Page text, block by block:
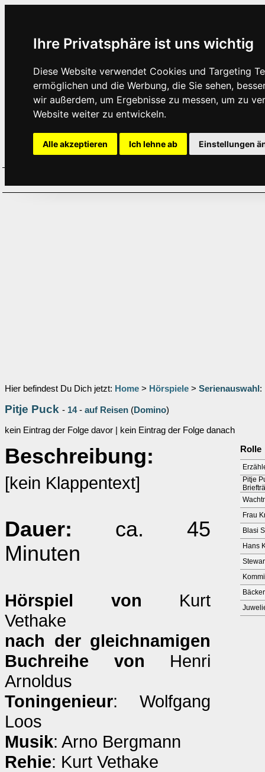
Ihre Privatsphäre ist uns wichtig
Diese Website verwendet Cookies und Targeting
ermöglichen und die Werbung, die Sie sehen,
wir außerdem, um Ergebnisse zu messen, um zu
Website weiter zu entwickeln.
Alle akzeptieren Ich lehne ab Einstellungen
Hier befindest Du Dich jetzt: Home > Hörspiele > Serienauswahl :
Pitje Puck - 14- auf Reisen (Domino)
kein Eintrag der Folge davor | kein Eintrag der Folge danach
Beschreibung:
[kein Klappentext]
Dauer: ca. 45
Minuten
Hörspiel von Kurt
Vethake
nach der gleichnamigen
Buchreihe von Henri
Arnoldus
Toningenieur: Wolfgang
Loos
Musik: Arno Bergmann
Rehie: Kurt Vethake
Rolle
Pitje
Frau
Blasi
Hans